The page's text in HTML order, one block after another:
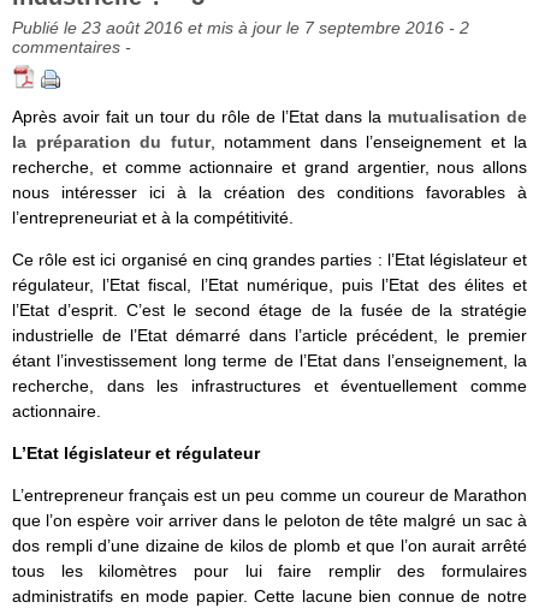
Publié le 23 août 2016 et mis à jour le 7 septembre 2016 - 2
commentaires -
Après avoir fait un tour du rôle de l’Etat dans la mutualisation de
la préparation du futur, notamment dans l’enseignement et la
recherche, et comme actionnaire et grand argentier, nous allons
nous intéresser ici à la création des conditions favorables à
l’entrepreneuriat et à la compétitivité.
Ce rôle est ici organisé en cinq grandes parties : l’Etat législateur et
régulateur, l’Etat fiscal, l’Etat numérique, puis l’Etat des élites et
l’Etat d’esprit. C’est le second étage de la fusée de la stratégie
industrielle de l’Etat démarré dans l’article précédent, le premier
étant l’investissement long terme de l’Etat dans l’enseignement, la
recherche, dans les infrastructures et éventuellement comme
actionnaire.
L’Etat législateur et régulateur
L’entrepreneur français est un peu comme un coureur de Marathon
que l’on espère voir arriver dans le peloton de tête malgré un sac à
dos rempli d’une dizaine de kilos de plomb et que l’on aurait arrêté
tous les kilomètres pour lui faire remplir des formulaires
administratifs en mode papier. Cette lacune bien connue de notre